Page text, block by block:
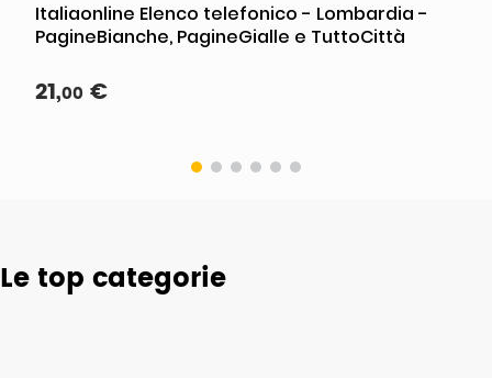
Italiaonline Elenco telefonico - Lombardia -
PagineBianche, PagineGialle e TuttoCittà
21,00 €
Le top categorie